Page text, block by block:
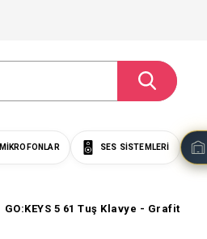
MIKROFONLAR SES SISTEMLERI
GO:KEYS 5 61 Tuş Klavye - Grafit